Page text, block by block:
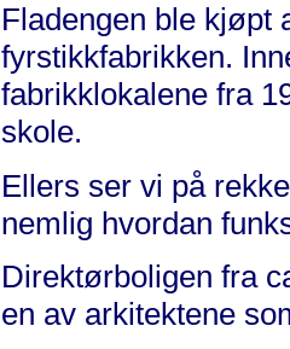
Fladengen ble kjøpt
fyrstikkfabrikken.
fabrikklokalene fra
skole.
Ellers ser vi på
nemlig hvordan
Direktørboligen fra
en av arkitektene